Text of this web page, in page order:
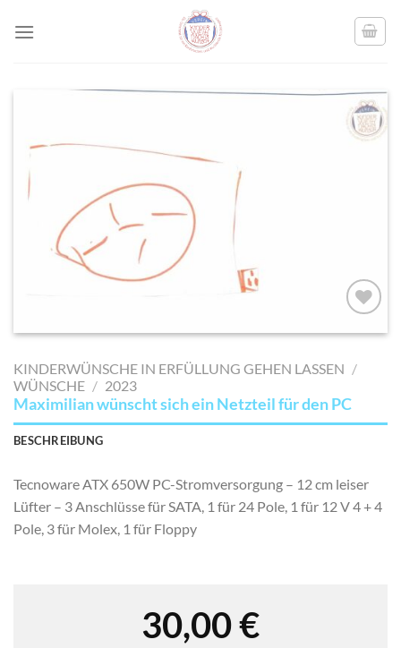
AUF MEINE
SETZEN
KINDERWÜNSCHE IN ERFÜLLUNG GEHEN LASSEN /
WÜNSCHE / 2023
Maximilian wünscht sich ein Netzteil für den PC
BESCHREIBUNG
Tecnoware ATX 650W PC-Stromversorgung – 12 cm leiser
Lüfter – 3 Anschlüsse für SATA, 1 für 24 Pole, 1 für 12 V 4 + 4
Pole, 3 für Molex, 1 für Floppy
30,00€